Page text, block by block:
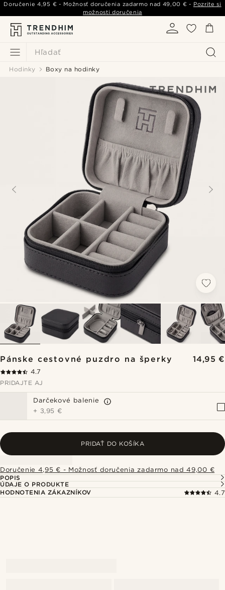
Hľadať
Doručenie4,95 € - Možnosť doručenia zadarmo nad 49,00 € - Pozrite si
možnosti doručenia
Hodinky Boxy na hodinky
Pánske cestovné puzdro na šperky 14,95 €
4.7
PRIDAJTE AJ
Darčekové balenie
+ 3,95 €
PRIDAŤ DO KOŠÍKA
Doručenie 4,95 € - Možnosť doručenia zadarmo nad 49,00 €
POPIS
ÚDAJE O PRODUKTE
HODNOTENIA ZÁKAZNÍKOV
4.7